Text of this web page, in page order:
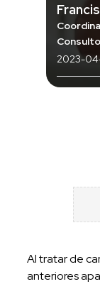
2023-
Al tratar de
anteriores